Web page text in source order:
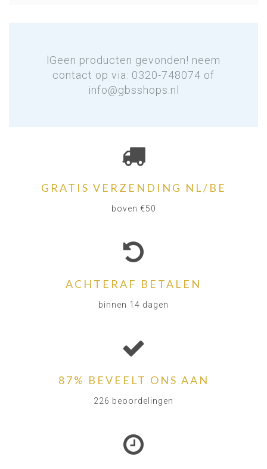
lGeen producten gevonden! neem
contact op via: 0320-748074 of
info@gbsshops.nl
GRATIS VERZENDING NL/BE
boven €50
ACHTERAF BETALEN
binnen 14 dagen
87% BEVEELT ONS AAN
226 beoordelingen